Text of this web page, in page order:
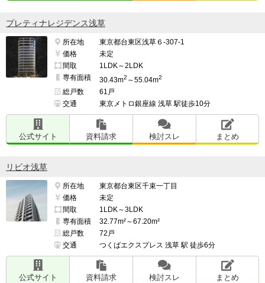
プレティナレジデンス浅草
所在地
東京都台東区浅草６-307-1
価格
未定
間取
1LDK～2LDK
専有面積
30.43m2 ～55.04m2
総戸数
61戸
交通
東京メトロ銀座線 浅草 駅徒歩10分
公式サイト 資料請求 検討スレ まとめ
リビオ浅草
所在地
東京都台東区千束一丁目
価格
未定
間取
1LDK～3LDK
専有面積
32.77m²～67.20m²
総戸数
72戸
交通
つくばエクスプレス 浅草 駅 徒歩6分
公式サイト 資料請求 検討スレ まとめ